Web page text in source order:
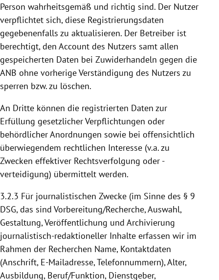
Person wahrheitsgemäß und richtig sind. Der Nutzer
verpflichtet sich, diese Registrierungsdaten
gegebenenfalls zu aktualisieren. Der Betreiber ist
berechtigt, den Account des Nutzers samt allen
gespeicherten Daten bei Zuwiderhandeln gegen die
ANB ohne vorherige Verständigung des Nutzers zu
sperren bzw. zu löschen.
An Dritte können die registrierten Daten zur
Erfüllung gesetzlicher Verpflichtungen oder
behördlicher Anordnungen sowie bei offensichtlich
überwiegendem rechtlichen Interesse (v.a. zu
Zwecken effektiver Rechtsverfolgung oder -
verteidigung) übermittelt werden.
3.2.3 Für journalistischen Zwecke (im Sinne des § 9
DSG, das sind Vorbereitung/Recherche, Auswahl,
Gestaltung, Veröffentlichung und Archivierung
journalistisch-redaktioneller Inhalte erfassen wir im
Rahmen der Recherchen Name, Kontaktdaten
(Anschrift, E-Mailadresse, Telefonnummern), Alter,
Ausbildung, Beruf/Funktion, Dienstgeber,